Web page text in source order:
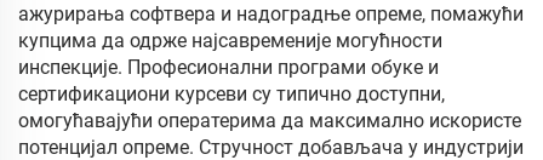
ажурирања софтвера и надоградње опреме, помажући
купцима да одрже најсавременије могућности
инспекције. Професионални програми обуке и
сертификациони курсеви су типично доступни,
омогућавајући оператерима да максимално искористе
потенцијал опреме. Стручност добављача у индустрији